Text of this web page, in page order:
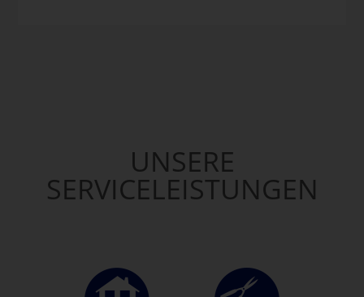
UNSERE
SERVICELEISTUNGEN